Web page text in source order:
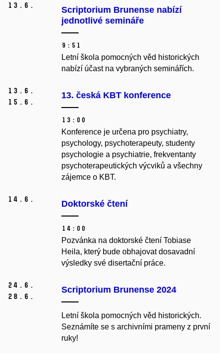
13. 6.
Scriptorium Brunense nabízí
jednotlivé semináře
9:51
Letní škola pomocných věd historických
nabízí účast na vybraných seminářích.
13. 6.
15. 6.
13. česká KBT konference
13:00
Konference je určena pro psychiatry,
psychology, psychoterapeuty, studenty
psychologie a psychiatrie, frekventanty
psychoterapeutických výcviků a všechny
zájemce o KBT.
14. 6. Doktorské čtení
14:00
Pozvánka na doktorské čtení Tobiase
Heila, který bude obhajovat dosavadní
výsledky své disertační práce.
24. 6.
28. 6.
Scriptorium Brunense 2024
Letní škola pomocných věd historických.
Seznámíte se s archivními prameny z první
ruky!